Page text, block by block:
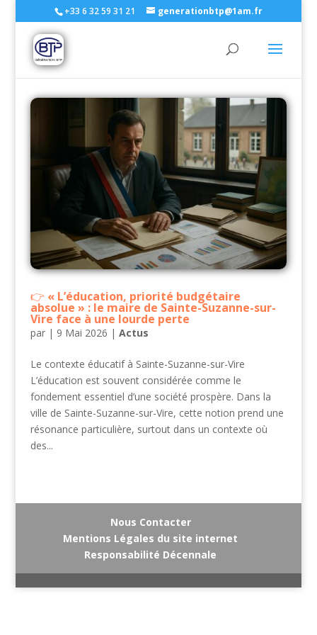
+33 6 32 59 31 21 generationbtp@1am.fr
« L’éducation, priorité budgétaire
absolue » : le maire de Sainte-Suzanne-sur-
Vire face à une lourde perte
par | 9 Mai 2026 | Actus
Le contexte éducatif à Sainte-Suzanne-sur-Vire
L’éducation est souvent considérée comme le
fondement essentiel d’une société prospère. Dans la
ville de Sainte-Suzanne-sur-Vire, cette notion prend une
résonance particulière, surtout dans un contexte où
des...
Nous Contacter
Mentions Légales du site internet
Responsabilité Décennale